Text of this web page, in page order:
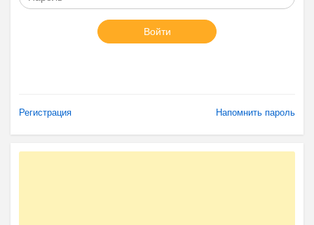
Войти
Регистрация Напомнить пароль